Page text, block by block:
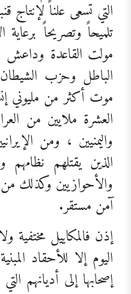
التي تسعى علناً لإنتاج
تلميحاً وتصريحاً
مولت القاعدة
الباطل وحزب
موت أكثر من مليوني
العشرة ملايين من
واليمنيين ، ومن
الذين يقتلهم
والأحوازيين وكذلك
آمن مستقر.
إذن فالمكاييل مختفية
اليوم إلا للأحقاد
إصحابها إلى أديانهم